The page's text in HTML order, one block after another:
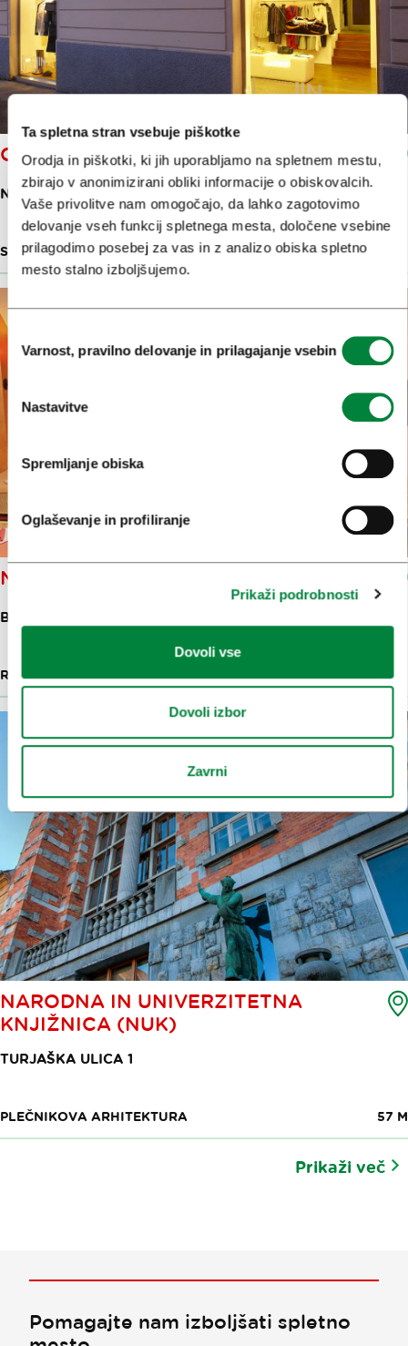
Ta spletna stran vsebuje piškotke
Orodja in piškotki, ki jih uporabljamo na spletnem mestu,
zbirajo v anonimizirani obliki informacije o obiskovalcih.
Vaše privolitve nam omogočajo, da lahko zagotovimo
delovanje vseh funkcij spletnega mesta, določene vsebine
prilagodimo posebej za vas in z analizo obiska spletno
mesto stalno izboljšujemo.
Izbira
soglasja
Varnost, pravilno delovanje in prilagajanje vsebin
Nastavitve
Spremljanje obiska
Oglaševanje in profiliranje
Prikaži podrobnosti
Dovoli vse
Dovoli izbor
Zavrni
CLICHÉ
NOVI TRG 6
SLOVENSKI OBLIKOVALSKI IZDELKI
NAMASTÉ
BREG 8
RESTAVRACIJE IN GOSTILNE 56 M
NARODNA IN UNIVERZITETNA
KNJIŽNICA (NUK)
TURJAŠKA ULICA 1
PLEČNIKOVA ARHITEKTURA 57 M
Prikaži več
Pomagajte nam izboljšati spletno